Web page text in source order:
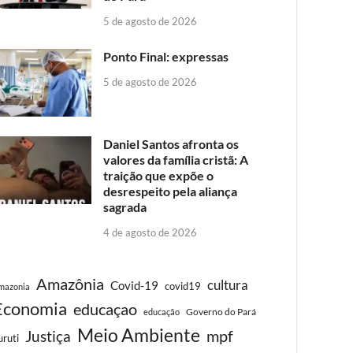
5 de agosto de 2026
Ponto Final: expressas
5 de agosto de 2026
Daniel Santos afronta os
valores da família cristã: A
traição que expõe o
desrespeito pela aliança
sagrada
4 de agosto de 2026
Amazônia Covid-19 covid19 cultura
educaçao educação Governo do Pará
Justiça Meio Ambiente mpf